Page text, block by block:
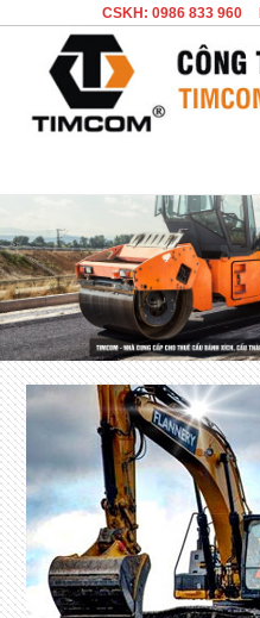
CSKH: 0986 833 960